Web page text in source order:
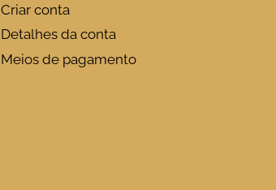
Criar conta
Detalhes da conta
Meios de pagamento